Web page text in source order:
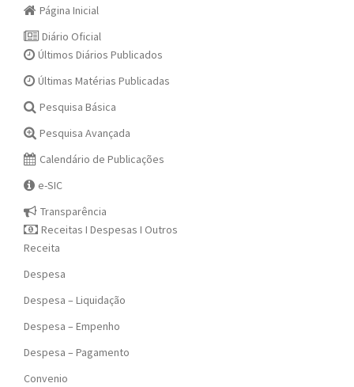
Página Inicial
Diário Oficial
Últimos Diários Publicados
Últimas Matérias Publicadas
Pesquisa Básica
Pesquisa Avançada
Calendário de Publicações
e-SIC
Transparência
Receitas I Despesas I Outros
Receita
Despesa
Despesa – Liquidação
Despesa – Empenho
Despesa – Pagamento
Convenio